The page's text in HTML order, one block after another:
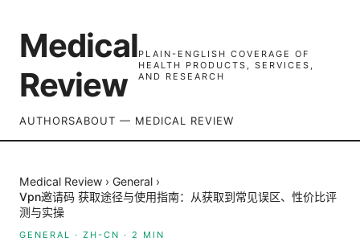
Medical
Review
PLAIN-ENGLISH COVERAGE OF
HEALTH PRODUCTS, SERVICES,
AND RESEARCH
AUTHORSABOUT — MEDICAL REVIEW
Medical Review › General ›
Vpn邀请码 获取途径与使用指南：从获取到常见误区、性价比评
测与实操
GENERAL · ZH-CN · 2 MIN